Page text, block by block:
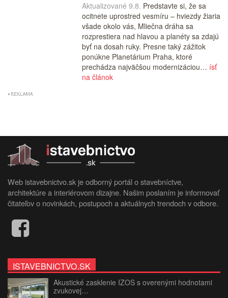
Aktualizované 9.8. Predstavte si, že sa
ocitnete uprostred vesmíru – hviezdy žiaria
všade okolo vás, Mliečna dráha sa
rozprestiera nad hlavou a planéty sa zdajú
byť na dosah ruky. Presne taký zážitok
ponúkne Planetárium Praha, ktoré
prechádza najväčšou modernizáciou… ísť
na článok
Web istavebnictvo.sk je odborný portál o stavebníctve,
architektúre a interiérovom dizajne. Našim poslaním je informovať
čitateľov o novinkách, postupoch a aktuálnych trendoch v odbore.
ISTAVEBNICTVO.SK
Akustické zasklenie IZOS s overenými hodnotami
zvukovej…